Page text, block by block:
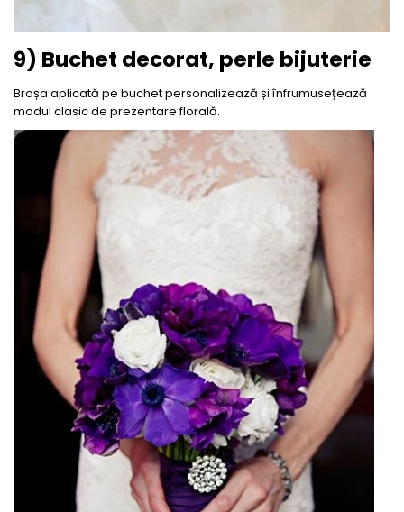
9) Buchet decorat, perle bijuterie
Broșa aplicată pe buchet personalizează și înfrumusețează
modul clasic de prezentare florală.